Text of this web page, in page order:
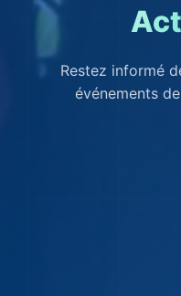
Restez informé
événements